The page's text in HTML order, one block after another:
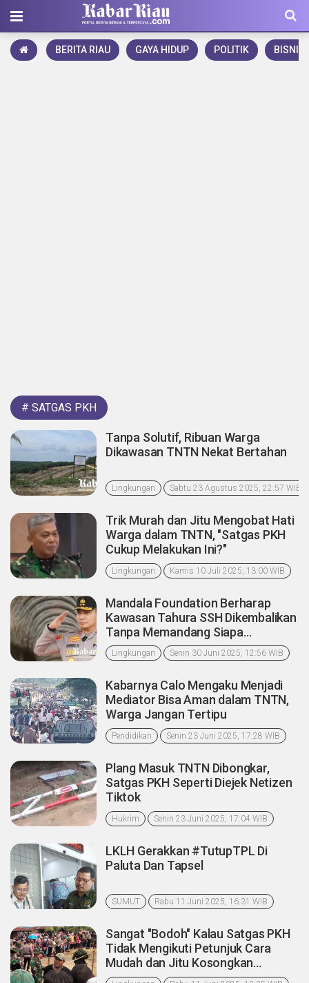
BERITA RIAU GAYA HIDUP POLITIK BISNIS
# SATGAS PKH
Tanpa Solutif, Ribuan Warga
Dikawasan TNTN Nekat Bertahan
Lingkungan Sabtu 23 Agustus 2025, 22:57 WIB
Trik Murah dan Jitu Mengobat Hati
Warga dalam TNTN, "Satgas PKH
Cukup Melakukan Ini?"
Lingkungan Kamis 10 Juli 2025, 13:00 WIB
Mandala Foundation Berharap
Kawasan Tahura SSH Dikembalikan
Tanpa Memandang Siapa
Pengusaha Sawit Di Dalamnya
Lingkungan Senin 30 Juni 2025, 12:56 WIB
Kabarnya Calo Mengaku Menjadi
Mediator Bisa Aman dalam TNTN,
Warga Jangan Tertipu
Pendidikan Senin 23 Juni 2025, 17:28 WIB
Plang Masuk TNTN Dibongkar,
Satgas PKH Seperti Diejek Netizen
Tiktok
Hukrim Senin 23 Juni 2025, 17:04 WIB
LKLH Gerakkan #TutupTPL Di
Paluta Dan Tapsel
SUMUT Rabu 11 Juni 2025, 16:31 WIB
Sangat "Bodoh" Kalau Satgas PKH
Tidak Mengikuti Petunjuk Cara
Mudah dan Jitu Kosongkan
Kawasan TNTN Pelalawan